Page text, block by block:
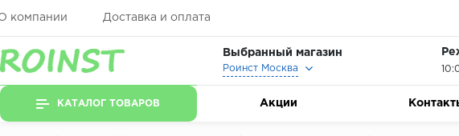
компании Доставка и оплата
Выбранный магазин
Роинст Москва
КАТАЛОГ ТОВАРОВ Акции